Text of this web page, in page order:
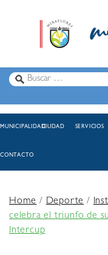
MUNICIPALIDADCIUDAD SERVICIOS
CONTACTO
Home/Deporte/
celebra el triunfo de
Intercup